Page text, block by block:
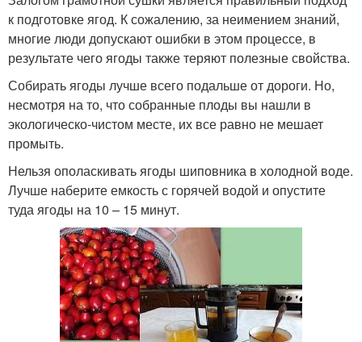
к подготовке ягод. К сожалению, за неимением знаний,
многие люди допускают ошибки в этом процессе, в
результате чего ягоды также теряют полезные свойства.
Собирать ягоды лучше всего подальше от дороги. Но,
несмотря на то, что собранные плоды вы нашли в
экологическо-чистом месте, их все равно не мешает
промыть.
Нельзя ополаскивать ягоды шиповника в холодной воде.
Лучше наберите емкость с горячей водой и опустите
туда ягоды на 10 – 15 минут.